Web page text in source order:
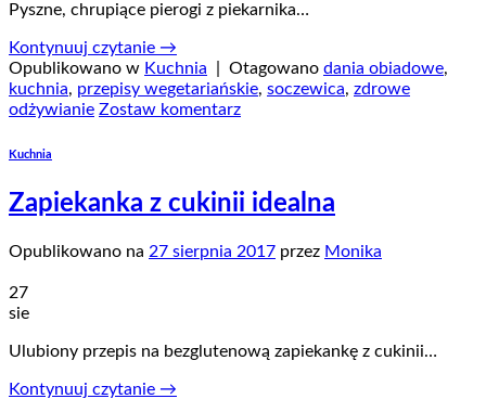
Pyszne, chrupiące pierogi z piekarnika…
Kontynuuj czytanie →
Opublikowano w Kuchnia Otagowano dania obiadowe,
kuchnia, przepisy wegetariańskie, soczewica, zdrowe
odżywianie Zostaw komentarz
Kuchnia
Zapiekanka z cukinii idealna
Opublikowano na 27 sierpnia 2017 przez Monika
27
sie
Ulubiony przepis na bezglutenową zapiekankę z cukinii…
Kontynuuj czytanie →